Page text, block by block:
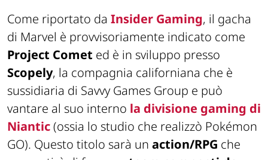
Come riportato da Insider Gaming, il gacha
di Marvel è provvisoriamente indicato come
Project Comet ed è in sviluppo presso
Scopely, la compagnia californiana che è
sussidiaria di Savvy Games Group e può
vantare al suo interno la divisione gaming di
Niantic(ossia lo studio che realizzò Pokémon
GO). Questo titolo sarà un action/RPG che